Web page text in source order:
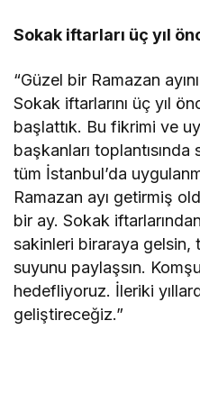
Sokak iftarları üç yıl
“Güzel bir Ramazan
Sokak iftarlarını üç yıl
başlattık. Bu fikrimi ve
başkanları toplantısında
tüm İstanbul’da
Ramazan ayı getirmiş
bir ay. Sokak
sakinleri biraraya gelsin,
suyunu paylaşsın.
hedefliyoruz. İleriki
geliştireceğiz.”